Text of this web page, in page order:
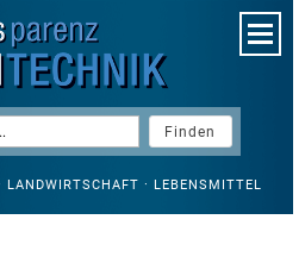
LANDWIRTSCHAFT · LEBENSMITTEL